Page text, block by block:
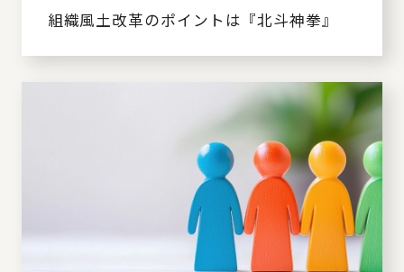
組織風土改革のポイントは『北斗神拳』